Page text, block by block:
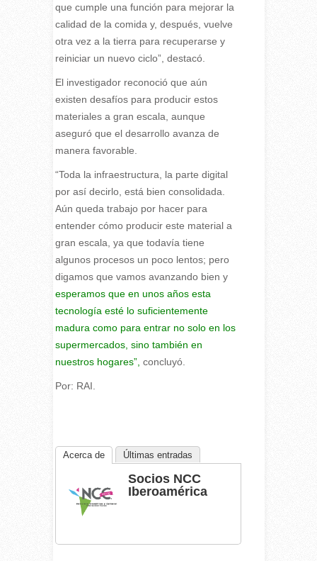
que cumple una función para mejorar la
calidad de la comida y, después, vuelve
otra vez a la tierra para recuperarse y
reiniciar un nuevo ciclo”, destacó.
El investigador reconoció que aún
existen desafíos para producir estos
materiales a gran escala, aunque
aseguró que el desarrollo avanza de
manera favorable.
“Toda la infraestructura, la parte digital
por así decirlo, está bien consolidada.
Aún queda trabajo por hacer para
entender cómo producir este material a
gran escala, ya que todavía tiene
algunos procesos un poco lentos; pero
digamos que vamos avanzando bien y
esperamos que en unos años esta
tecnología esté lo suficientemente
madura como para entrar no solo en los
supermercados, sino también en
nuestros hogares”, concluyó.
Por: RAI.
Acerca de Últimas entradas
Socios NCC
Iberoamérica